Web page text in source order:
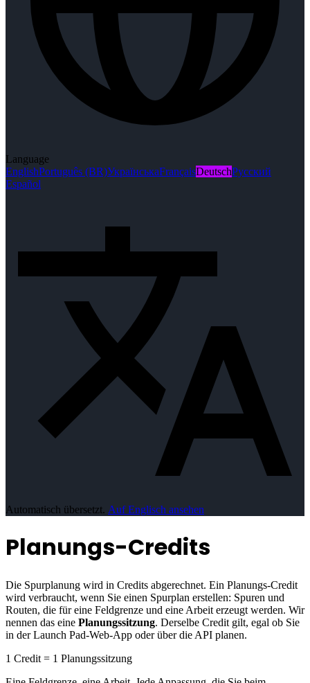
Language
EnglishPortuguês (BR)УкраїнськаFrançaisDeutschРусский
Español
Automatisch übersetzt. Auf Englisch ansehen
Planungs-Credits
Die Spurplanung wird in Credits abgerechnet. Ein Planungs-Credit
wird verbraucht, wenn Sie einen Spurplan erstellen: Spuren und
Routen, die für eine Feldgrenze und eine Arbeit erzeugt werden. Wir
nennen das eine Planungssitzung. Derselbe Credit gilt, egal ob Sie
in der Launch Pad-Web-App oder über die API planen.
1 Credit = 1 Planungssitzung